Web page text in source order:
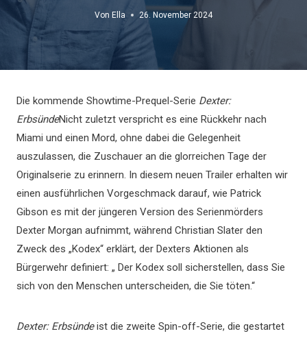
Von Ella 26. November 2024
Die kommende Showtime-Prequel-Serie Dexter:
ErbsündeNicht zuletzt verspricht es eine Rückkehr nach
Miami und einen Mord, ohne dabei die Gelegenheit
auszulassen, die Zuschauer an die glorreichen Tage der
Originalserie zu erinnern. In diesem neuen Trailer erhalten wir
einen ausführlichen Vorgeschmack darauf, wie Patrick
Gibson es mit der jüngeren Version des Serienmörders
Dexter Morgan aufnimmt, während Christian Slater den
Zweck des „Kodex“ erklärt, der Dexters Aktionen als
Bürgerwehr definiert: „ Der Kodex soll sicherstellen, dass Sie
sich von den Menschen unterscheiden, die Sie töten.“
Dexter: Erbsündeist die zweite Spin-off-Serie, die gestartet